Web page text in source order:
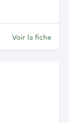
Voir la fiche